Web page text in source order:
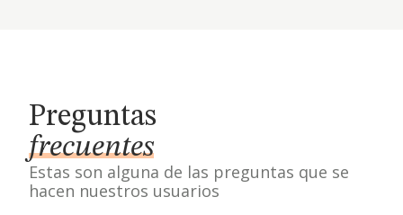
Preguntas
frecuentes
Estas son alguna de las preguntas que se
hacen nuestros usuarios